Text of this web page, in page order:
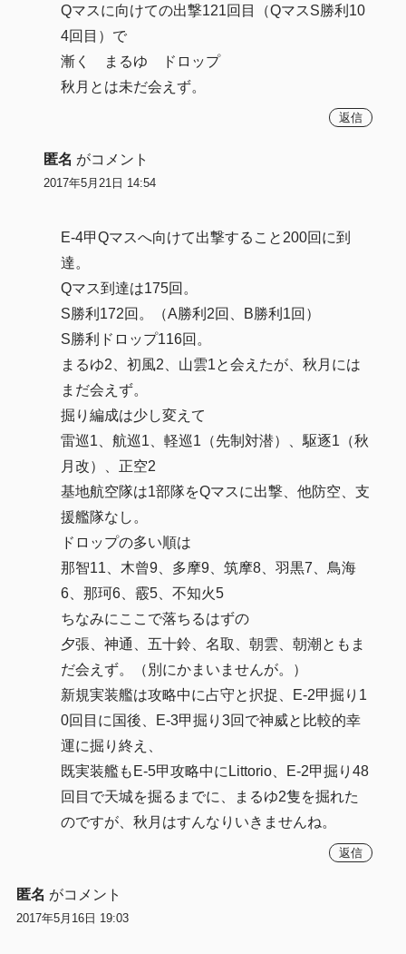
Qマスに向けての出撃121回目（QマスS勝利10
4回目）で
漸く まるゆ ドロップ
秋月とは未だ会えず。
返信
匿名 がコメント
2017年5月21日 14:54
E-4甲Qマスへ向けて出撃すること200回に到
達。
Qマス到達は175回。
S勝利172回。（A勝利2回、B勝利1回）
S勝利ドロップ116回。
まるゆ2、初風2、山雲1と会えたが、秋月には
まだ会えず。
掘り編成は少し変えて
雷巡1、航巡1、軽巡1（先制対潜）、駆逐1（秋
月改）、正空2
基地航空隊は1部隊をQマスに出撃、他防空、支
援艦隊なし。
ドロップの多い順は
那智11、木曾9、多摩9、筑摩8、羽黒7、鳥海
6、那珂6、霰5、不知火5
ちなみにここで落ちるはずの
夕張、神通、五十鈴、名取、朝雲、朝潮ともま
だ会えず。（別にかまいませんが。）
新規実装艦は攻略中に占守と択捉、E-2甲掘り1
0回目に国後、E-3甲掘り3回で神威と比較的幸
運に掘り終え、
既実装艦もE-5甲攻略中にLittorio、E-2甲掘り48
回目で天城を掘るまでに、まるゆ2隻を掘れた
のですが、秋月はすんなりいきませんね。
返信
匿名 がコメント
2017年5月16日 19:03